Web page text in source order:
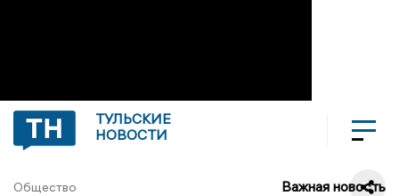
ТУЛЬСКИЕ
НОВОСТИ
Общество Важная новость